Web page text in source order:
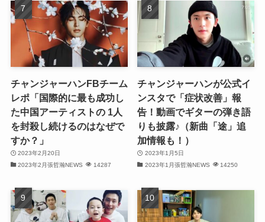
(31)
(32)
(30)
(32)
チャンジャーハンFBチーム
レポ「国際的に最も成功し
た中国アーティストの 1人
を封殺し続けるのはなぜで
すか？」
2023年2月20日
2023年2月張哲瀚NEWS
14287
チャンジャーハンが公式イ
ンスタで「症状改善」報
告！動画でギターの弾き語
りも披露♪（新曲「途」追
加情報も！）
2023年1月5日
2023年1月張哲瀚NEWS
14250